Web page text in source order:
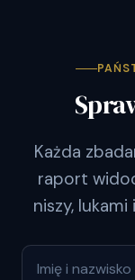
Każda
raport
niszy,